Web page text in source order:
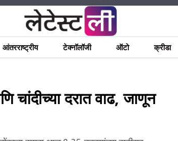
आंतरराष्ट्रीय टेक्नॉलॉजी ऑटो क्रीडा
दरात वाढ, जाणून